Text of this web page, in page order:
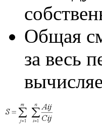
Общая
за весь